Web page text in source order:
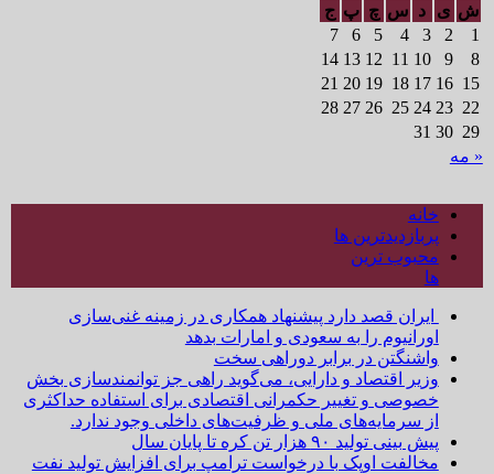
ش ی د س چ پ ج
1
2
3
4
5
6
7
8
9
10
11
12
13
14
15
16
17
18
19
20
21
22
23
24
25
26
27
28
29
30
31
« مه
خانه
پربازدیدترین ها
محبوب ترین
ها
ایران قصد دارد پیشنهاد همکاری در زمینه غنی‌سازی
اورانیوم را به سعودی و امارات بدهد
واشنگتن در برابر دوراهی سخت
وزیر اقتصاد و دارایی، می‌گوید راهی جز توانمندسازی بخش
خصوصی و تغییر حکمرانی اقتصادی برای استفاده حداکثری
از سرمایه‌های ملی و ظرفیت‌های داخلی وجود ندارد.
پیش بینی تولید ۹۰ هزار تن کره تا پایان سال
مخالفت اوپک با درخواست ترامپ برای افزایش تولید نفت